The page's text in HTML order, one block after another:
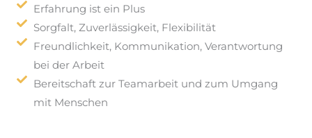
Erfahrung ist ein Plus
Sorgfalt, Zuverlässigkeit, Flexibilität
Freundlichkeit, Kommunikation, Verantwortung
bei der Arbeit
Bereitschaft zur Teamarbeit und zum Umgang
mit Menschen